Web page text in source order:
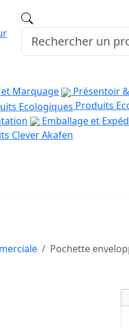
Marquage Présentoir
Produits
Emballage et
Clever Akafen
Pochette